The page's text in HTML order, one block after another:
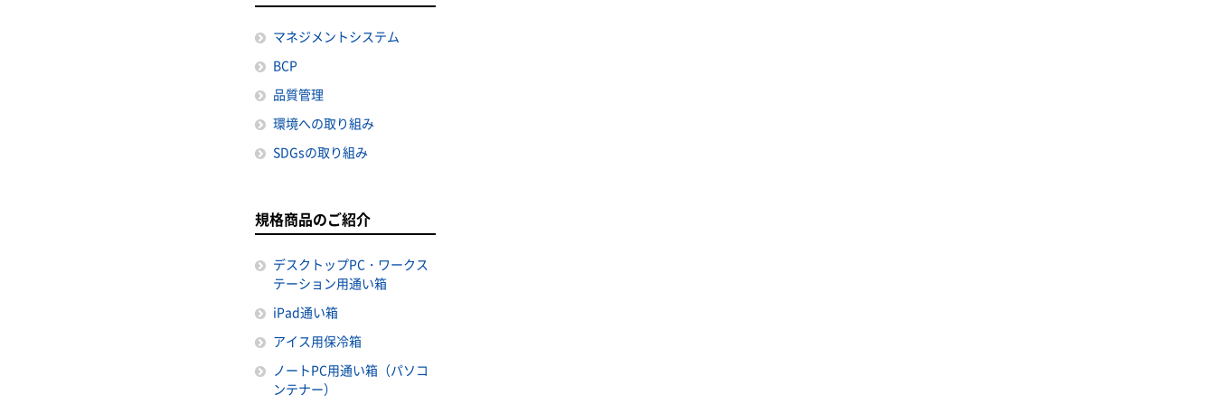
マネジメントシステム
BCP
品質管理
環境への取り組み
SDGsの取り組み
規格商品のご紹介
デスクトップPC・ワークス
テーション用通い箱
iPad通い箱
アイス用保冷箱
ノートPC用通い箱（パソコ
ンテナー）